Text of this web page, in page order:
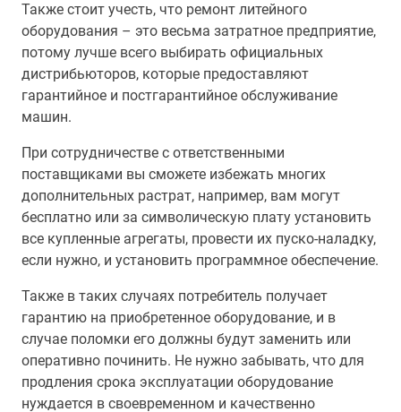
Также стоит учесть, что ремонт литейного
оборудования – это весьма затратное предприятие,
потому лучше всего выбирать официальных
дистрибьюторов, которые предоставляют
гарантийное и постгарантийное обслуживание
машин.
При сотрудничестве с ответственными
поставщиками вы сможете избежать многих
дополнительных растрат, например, вам могут
бесплатно или за символическую плату установить
все купленные агрегаты, провести их пуско-наладку,
если нужно, и установить программное обеспечение.
Также в таких случаях потребитель получает
гарантию на приобретенное оборудование, и в
случае поломки его должны будут заменить или
оперативно починить. Не нужно забывать, что для
продления срока эксплуатации оборудование
нуждается в своевременном и качественно